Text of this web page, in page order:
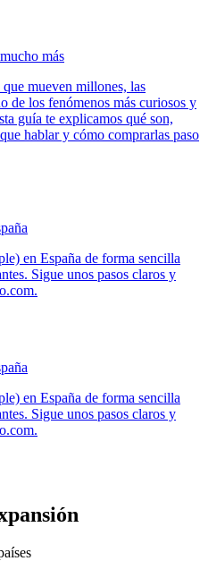
más
mueven millones, las
de los fenómenos más curiosos y
guía te explicamos qué son,
hablar y cómo comprarlas paso
en España de forma sencilla
Sigue unos pasos claros y
en España de forma sencilla
Sigue unos pasos claros y